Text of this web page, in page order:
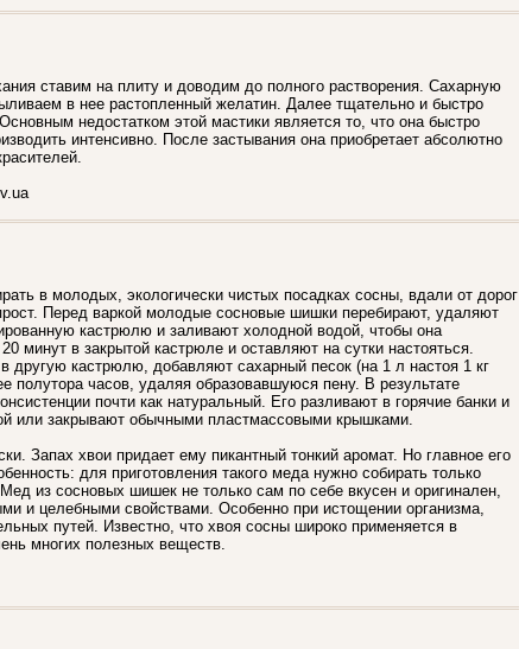
ставим на плиту и доводим до полного растворения. Сахарную
в нее растопленный желатин. Далее тщательно и быстро
недостатком этой мастики является то, что она быстро
интенсивно. После застывания она приобретает абсолютно
в молодых, экологически чистых посадках сосны, вдали от дорог
Перед варкой молодые сосновые шишки перебирают, удаляют
кастрюлю и заливают холодной водой, чтобы она
минут в закрытой кастрюле и оставляют на сутки настояться.
другую кастрюлю, добавляют сахарный песок (на 1 л настоя 1 кг
полутора часов, удаляя образовавшуюся пену. В результате
почти как натуральный. Его разливают в горячие банки и
или закрывают обычными пластмассовыми крышками.
Запах хвои придает ему пикантный тонкий аромат. Но главное его
для приготовления такого меда нужно собирать только
из сосновых шишек не только сам по себе вкусен и оригинален,
и целебными свойствами. Особенно при истощении организма,
путей. Известно, что хвоя сосны широко применяется в
многих полезных веществ.